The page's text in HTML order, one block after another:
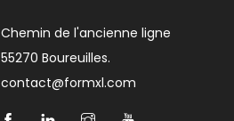
Chemin de l'ancienne ligne
55270 Boureuilles.
contact@formxl.com